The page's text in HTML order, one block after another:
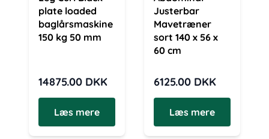
plate loaded
baglårsmaskine
150 kg 50 mm
14875.00 DKK
Læs mere
Justerbar
Mavetræner
sort 140 x 56 x
60 cm
6125.00 DKK
Læs mere